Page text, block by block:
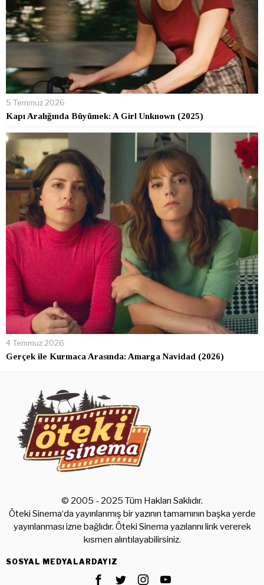
5 Temmuz 2026
Kapı Aralığında Büyümek: A Girl Unknown (2025)
4 Temmuz 2026
Gerçek ile Kurmaca Arasında: Amarga Navidad (2026)
© 2005 - 2025 Tüm Hakları Saklıdır.
Öteki Sinema‘da yayınlanmış bir yazının tamamının başka yerde
yayınlanması izne bağlıdır. Öteki Sinema yazılarını link vererek
kısmen alıntılayabilirsiniz.
SOSYAL MEDYALARDAYIZ